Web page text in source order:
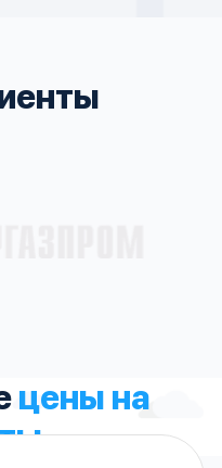
цены на